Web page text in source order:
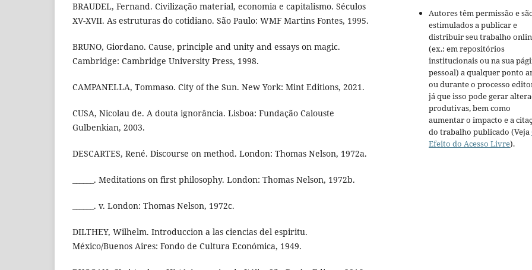
BRAUDEL, Fernand. Civilização material, economia e capitalismo. Séculos
XV-XVII. As estruturas do cotidiano. São Paulo: WMF Martins Fontes, 1995.
BRUNO, Giordano. Cause, principle and unity and essays on magic.
Cambridge: Cambridge University Press, 1998.
CAMPANELLA, Tommaso. City of the Sun. New York: Mint Editions, 2021.
CUSA, Nicolau de. A douta ignorância. Lisboa: Fundação Calouste
Gulbenkian, 2003.
DESCARTES, René. Discourse on method. London: Thomas Nelson, 1972a.
______. Meditations on first philosophy. London: Thomas Nelson, 1972b.
______. v. London: Thomas Nelson, 1972c.
DILTHEY, Wilhelm. Introduccion a las ciencias del espiritu.
México/Buenos Aires: Fondo de Cultura Económica, 1949.
Autores têm permissão e
estimulados a publicar e
distribuir seu trabalho
(ex.: em repositórios
institucionais ou na sua
pessoal) a qualquer ponto
ou durante o processo
já que isso pode gerar
produtivas, bem como
aumentar o impacto e a
do trabalho publicado (Veja
Efeito do Acesso Livre).